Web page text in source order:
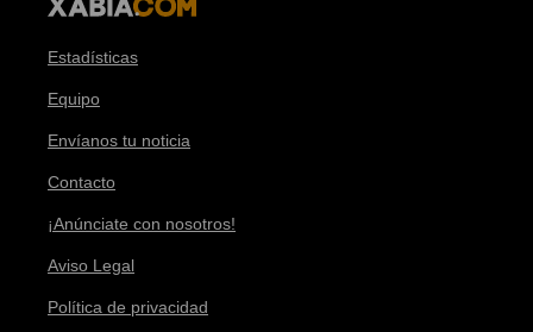
Estadísticas
Equipo
Envíanos tu noticia
Contacto
¡Anúnciate con nosotros!
Aviso Legal
Política de privacidad